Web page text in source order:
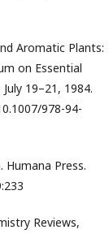
Aromatic Plants:
on Essential
19–21, 1984.
978-94-
Humana Press.
Reviews,